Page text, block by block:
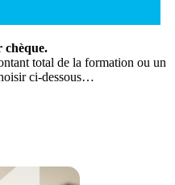
chèque.
total de la formation ou un
ci-dessous…